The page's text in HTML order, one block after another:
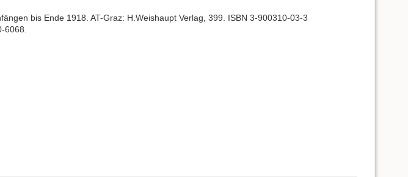
bis Ende 1918. AT-Graz: H.Weishaupt Verlag, 399. ISBN 3-900310-03-3
6068.